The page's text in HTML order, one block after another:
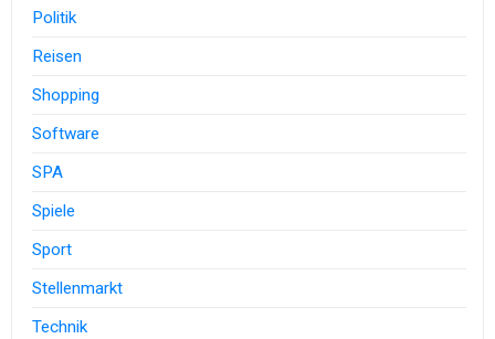
Politik
Reisen
Shopping
Software
SPA
Spiele
Sport
Stellenmarkt
Technik